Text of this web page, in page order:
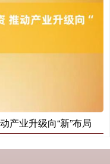
产业升级向“新”布局